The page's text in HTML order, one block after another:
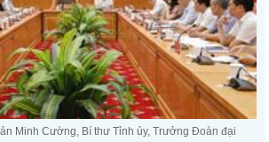
Minh Cường, Bí thư Tỉnh ủy, Trưởng Đoàn đại